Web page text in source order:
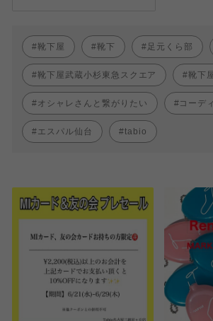
靴下屋 靴下 足元くら部
靴下屋武蔵小杉東急スクエア 靴下
オシャレさんと繋がりたい コーデ
エスパル仙台 tabio